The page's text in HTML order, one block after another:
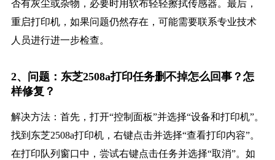
否有灰尘或杂物，必要时用软布轻轻擦拭传感器。最后，
重启打印机，如果问题仍然存在，可能需要联系专业技术
人员进行进一步检查。
2、问题：东芝2508a打印任务删不掉怎么回事？怎
样修复？
解决方法：首先，打开“控制面板”并选择“设备和打印机”。
找到东芝2508a打印机，右键点击并选择“查看打印内容”。
在打印队列窗口中，尝试右键点击任务并选择“取消”。如